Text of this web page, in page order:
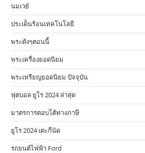
นมเวย์
ประเด็นร้อนเทคโนโลยี
พระดังๆตอนนี้
พระเครื่องยอดนิยม
พระเหรียญยอดนิยม ปัจจุบัน
ฟุตบอล ยูโร 2024 ล่าสุด
มาตรการตอบโต้ทางภาษี
ยูโร 2024 เตะกี่นัด
รถยนต์ไฟฟ้า Ford